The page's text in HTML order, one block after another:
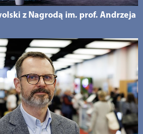
z Nagrodą im. prof. Andrzeja